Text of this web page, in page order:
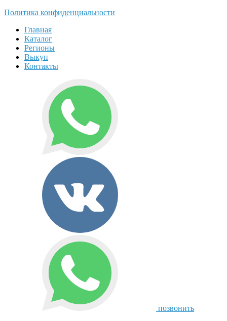
Политика конфиденциальности
Главная
Каталог
Регионы
Выкуп
Контакты
позвонить